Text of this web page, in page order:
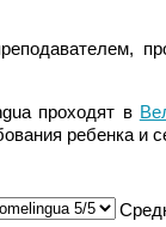
проходят в
ребенка и